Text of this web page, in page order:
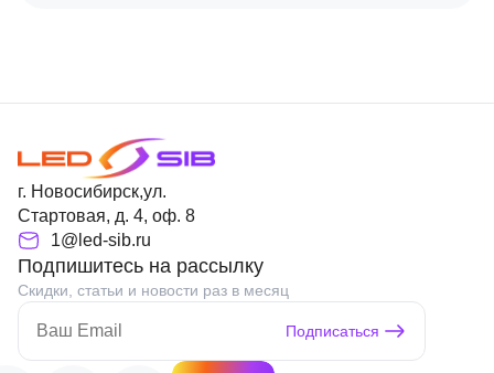
г. Новосибирск,ул.
Стартовая, д. 4, оф. 8
1@led-sib.ru
Подпишитесь на рассылку
Скидки, статьи и новости раз в месяц
Подписаться